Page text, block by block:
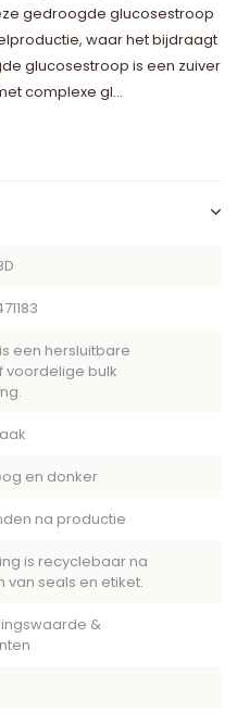
gedroogde glucosestroop
waar het bijdraagt
glucosestroop is een zuiver
complexe gl...
een hersluitbare
voordelige bulk
en donker
na productie
is recyclebaar na
van seals en etiket.
&